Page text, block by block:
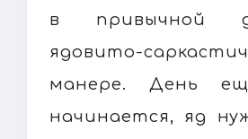
в привычной
ядовито-
манере. День
начинается, яд